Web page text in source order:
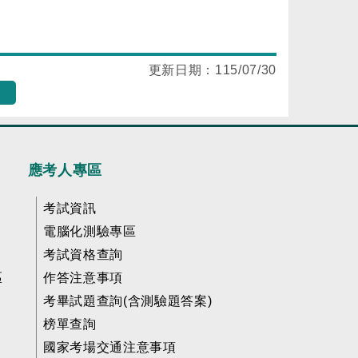
更新日期： 115/07/30
應考人專區
考試資訊
電腦化測驗專區
考試資格查詢
作答注意事項
考畢試題查詢(含測驗題答案)
榜單查詢
國家考場交通注意事項